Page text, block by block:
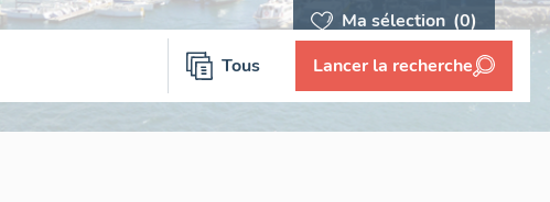
Ma sélection (0)
Tous Lancer la recherche